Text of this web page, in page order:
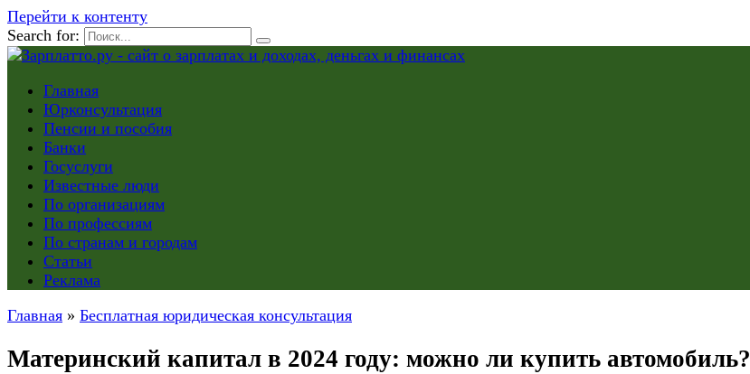
Перейти к контенту
Search for:
Главная
Юрконсультация
Пенсии и пособия
Банки
Госуслуги
Известные люди
По организациям
По профессиям
По странам и городам
Статьи
Реклама
Главная » Бесплатная юридическая консультация
Материнский капитал в 2024 году: можно ли купить автомобиль?